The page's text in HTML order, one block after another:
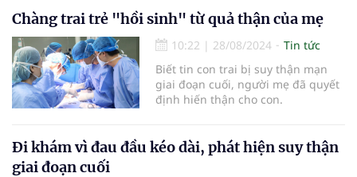
Chàng trai trẻ "hồi sinh" từ quả thận của mẹ
10:22 | 28/08/2024
Tin tức
Biết tin con trai bị suy thận mạn
giai đoạn cuối, người mẹ đã quyết
định hiến thận cho con.
Đi khám vì đau đầu kéo dài, phát hiện suy thận
giai đoạn cuối